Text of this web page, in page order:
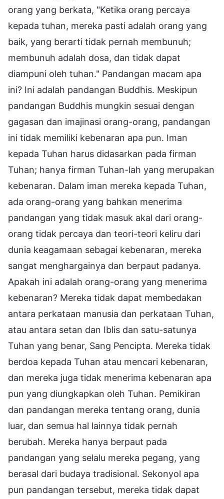
orang yang berkata, "Ketika orang percaya
kepada tuhan, mereka pasti adalah orang yang
baik, yang berarti tidak pernah membunuh;
membunuh adalah dosa, dan tidak dapat
diampuni oleh tuhan." Pandangan macam apa
ini? Ini adalah pandangan Buddhis. Meskipun
pandangan Buddhis mungkin sesuai dengan
gagasan dan imajinasi orang-orang, pandangan
ini tidak memiliki kebenaran apa pun. Iman
kepada Tuhan harus didasarkan pada firman
Tuhan; hanya firman Tuhan-lah yang merupakan
kebenaran. Dalam iman mereka kepada Tuhan,
ada orang-orang yang bahkan menerima
pandangan yang tidak masuk akal dari orang-
orang tidak percaya dan teori-teori keliru dari
dunia keagamaan sebagai kebenaran, mereka
sangat menghargainya dan berpaut padanya.
Apakah ini adalah orang-orang yang menerima
kebenaran? Mereka tidak dapat membedakan
antara perkataan manusia dan perkataan Tuhan,
atau antara setan dan Iblis dan satu-satunya
Tuhan yang benar, Sang Pencipta. Mereka tidak
berdoa kepada Tuhan atau mencari kebenaran,
dan mereka juga tidak menerima kebenaran apa
pun yang diungkapkan oleh Tuhan. Pemikiran
dan pandangan mereka tentang orang, dunia
luar, dan semua hal lainnya tidak pernah
berubah. Mereka hanya berpaut pada
pandangan yang selalu mereka pegang, yang
berasal dari budaya tradisional. Sekonyol apa
pun pandangan tersebut, mereka tidak dapat